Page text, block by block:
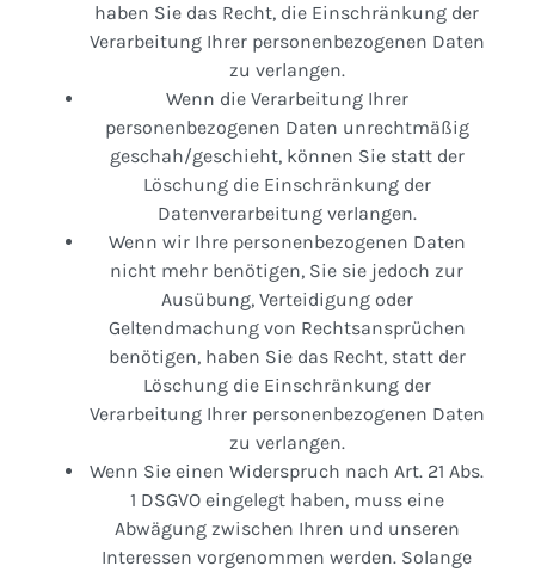
haben Sie das Recht, die Einschränkung der
Verarbeitung Ihrer personenbezogenen Daten
zu verlangen.
Wenn die Verarbeitung Ihrer
personenbezogenen Daten unrechtmäßig
geschah/geschieht, können Sie statt der
Löschung die Einschränkung der
Datenverarbeitung verlangen.
Wenn wir Ihre personenbezogenen Daten
nicht mehr benötigen, Sie sie jedoch zur
Ausübung, Verteidigung oder
Geltendmachung von Rechtsansprüchen
benötigen, haben Sie das Recht, statt der
Löschung die Einschränkung der
Verarbeitung Ihrer personenbezogenen Daten
zu verlangen.
Wenn Sie einen Widerspruch nach Art. 21 Abs.
1 DSGVO eingelegt haben, muss eine
Abwägung zwischen Ihren und unseren
Interessen vorgenommen werden. Solange